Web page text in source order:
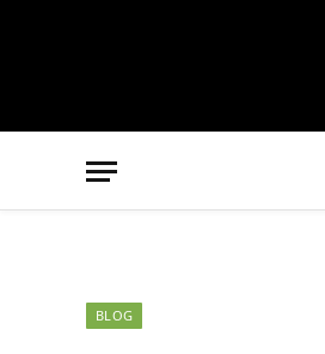
BLOG